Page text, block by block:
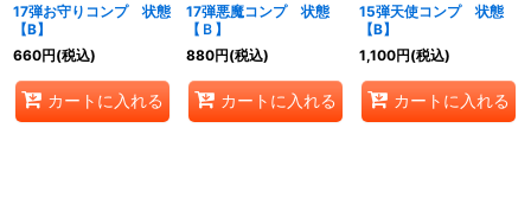
17弾お守りコンプ 状態
【B】
660円(税込)
カートに入れる
17弾悪魔コンプ 状態
【Ｂ】
880円(税込)
カートに入れる
15弾天使コンプ 状態
【B】
1,100円(税込)
カートに入れる